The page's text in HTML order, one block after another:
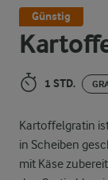
1 STD.
Kartoffelgratin
in Scheiben
mit Käse
Günstig